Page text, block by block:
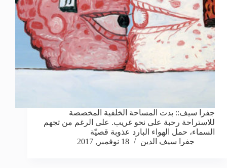
جفرا سيف:: بدت المساحة الخلفية المخصصة
للاستراحة رحبة على نحو غريب. على الرغم من تجهم
السماء، حمل الهواء البارد عذوبة قصيّة
جفرا سيف الدين
18 نوفمبر, 2017